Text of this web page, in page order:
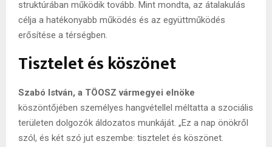
struktúrában működik tovább. Mint mondta, az átalakulás
célja a hatékonyabb működés és az együttműködés
erősítése a térségben.
Tisztelet és köszönet
Szabó István, a TÖOSZ vármegyei elnöke
köszöntőjében személyes hangvétellel méltatta a szociális
területen dolgozók áldozatos munkáját. „Ez a nap önökről
szól, és két szó jut eszembe: tisztelet és köszönet.